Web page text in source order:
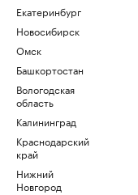
Екатеринбург
Новосибирск
Омск
Башкортостан
Вологодская
область
Калининград
Краснодарский
край
Нижний
Новгород